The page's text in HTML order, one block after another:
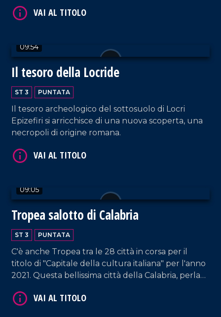
09:54
Il tesoro della Locride
ST 3 PUNTATA
Il tesoro archeologico del sottosuolo di Locri
Epizefiri si arricchisce di una nuova scoperta, una
necropoli di origine romana.
09:05
Tropea salotto di Calabria
ST 3 PUNTATA
C'è anche Tropea tra le 28 città in corsa per il
titolo di "Capitale della cultura italiana" per l'anno
2021. Questa bellissima città della Calabria, perla
incantevoli... .